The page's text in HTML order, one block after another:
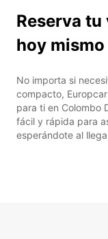
Reserva
hoy mismo
No importa si
compacto,
para ti en Colombo
fácil y rápida para
esperándote al